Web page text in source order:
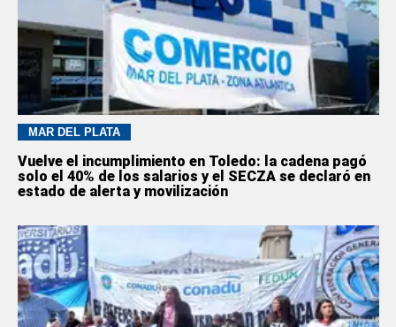
MAR DEL PLATA
Vuelve el incumplimiento en Toledo: la cadena pagó
solo el 40% de los salarios y el SECZA se declaró en
estado de alerta y movilización